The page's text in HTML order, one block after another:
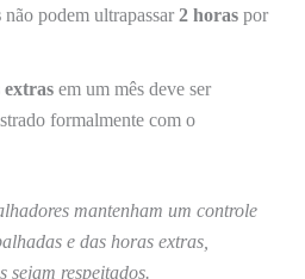
não podem ultrapassar 2 horas por
extras em um mês deve ser
formalmente com o
mantenham um controle
e das horas extras,
sejam respeitados.